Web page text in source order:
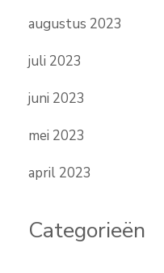
augustus 2023
juli 2023
juni 2023
mei 2023
april 2023
Categorieën